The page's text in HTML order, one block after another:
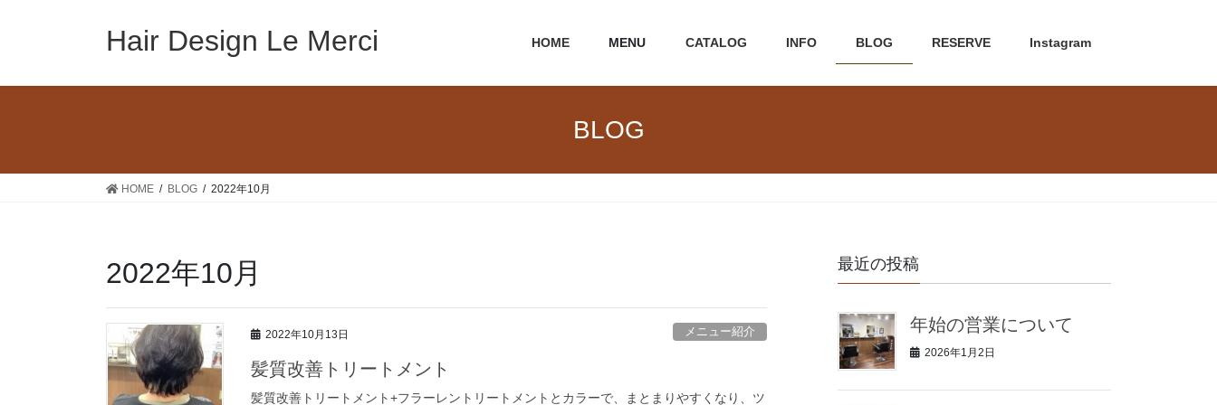
Hair Design Le Merci HOME MENU CATALOG INFO BLOG RESERVE Instagram
BLOG
HOME BLOG 2022年10月
2022年10月
2022年10月13日 メニュー紹介
髪質改善トリートメント
髪質改善トリートメント+フラーレントリートメントとカラーで、まとまりやすくなり、ツ
最近の投稿
年始の営業について
2026年1月2日